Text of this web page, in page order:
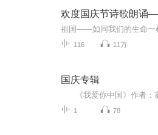
欢度国庆节诗歌朗诵
116 11万
国庆专辑
1 78